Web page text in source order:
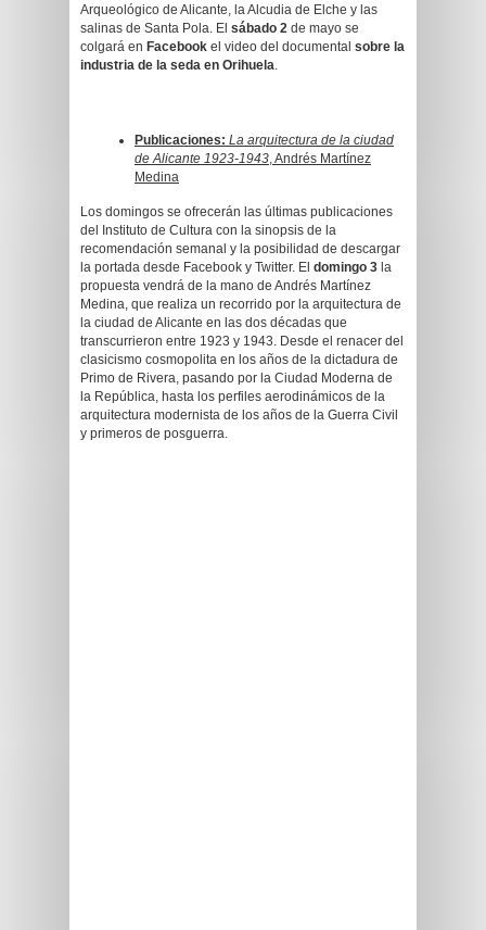
Arqueológico de Alicante, la Alcudia de Elche y las
salinas de Santa Pola. El sábado 2 de mayo se
colgará en Facebook el video del documental sobre la
industria de la seda en Orihuela.
Publicaciones: La arquitectura de la ciudad
de Alicante 1923-1943, Andrés Martínez
Medina
Los domingos se ofrecerán las últimas publicaciones
del Instituto de Cultura con la sinopsis de la
recomendación semanal y la posibilidad de descargar
la portada desde Facebook y Twitter. El domingo 3 la
propuesta vendrá de la mano de Andrés Martínez
Medina, que realiza un recorrido por la arquitectura de
la ciudad de Alicante en las dos décadas que
transcurrieron entre 1923 y 1943. Desde el renacer del
clasicismo cosmopolita en los años de la dictadura de
Primo de Rivera, pasando por la Ciudad Moderna de
la República, hasta los perfiles aerodinámicos de la
arquitectura modernista de los años de la Guerra Civil
y primeros de posguerra.